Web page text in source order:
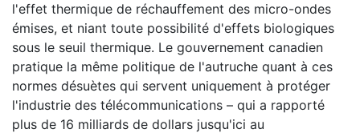
l'effet thermique de réchauffement des micro-ondes
émises, et niant toute possibilité d'effets biologiques
sous le seuil thermique. Le gouvernement canadien
pratique la même politique de l'autruche quant à ces
normes désuètes qui servent uniquement à protéger
l'industrie des télécommunications – qui a rapporté
plus de 16 milliards de dollars jusqu'ici au